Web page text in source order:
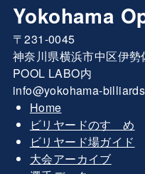
Yokohama
〒231-0045
神奈川県横浜市中区伊
POOL LABO内
info@yokohama-
Home
ビリヤードのすゝめ
ビリヤード場ガイド
大会アーカイブ